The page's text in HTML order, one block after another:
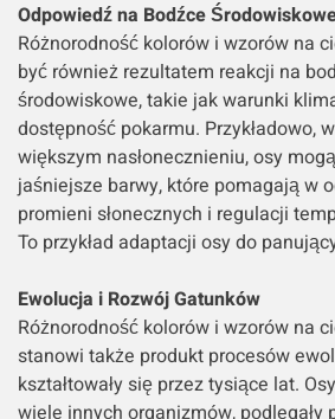
Odpowiedź na Bodźce
Różnorodność kolorów i wzorów na
być również rezultatem reakcji na
środowiskowe, takie jak warunki
dostępność pokarmu. Przykładowo,
większym nasłonecznieniu, osy
jaśniejsze barwy, które pomagają w
promieni słonecznych i regulacji
To przykład adaptacji osy do
Ewolucja i Rozwój Gatunków
Różnorodność kolorów i wzorów na
stanowi także produkt procesów
kształtowały się przez tysiące lat.